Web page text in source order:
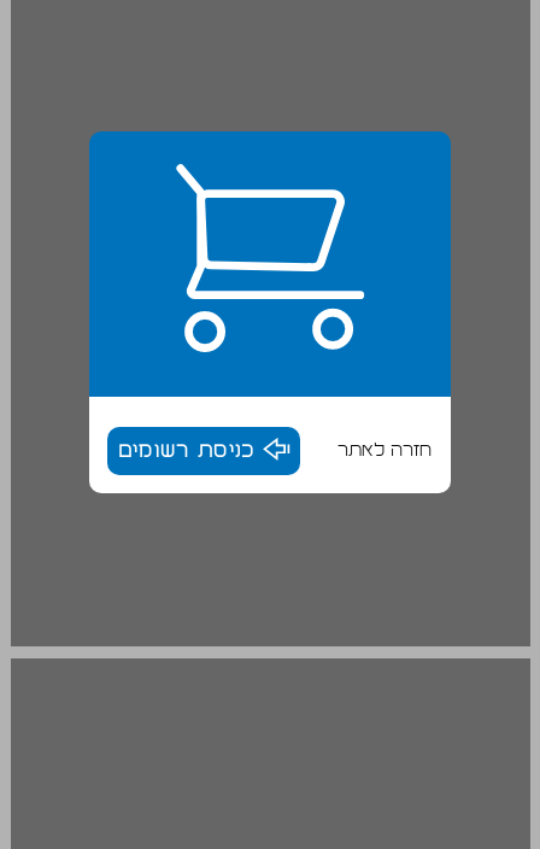
חזרה לאתר כניסת רשומים